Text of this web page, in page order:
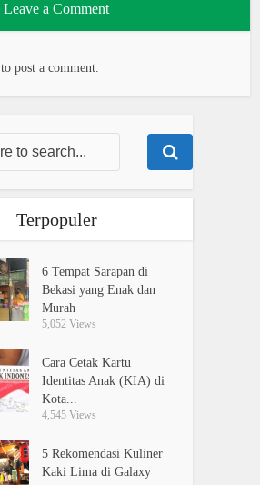
Leave a Comment
to post a comment.
Terpopuler
6 Tempat Sarapan di
Bekasi yang Enak dan
Murah
5,052 Views
Cara Cetak Kartu
Identitas Anak (KIA) di
Kota...
4,545 Views
5 Rekomendasi Kuliner
Kaki Lima di Galaxy